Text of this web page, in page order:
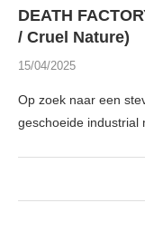
DEATH
/ Cruel Nature)
15/04/2025
Op zoek naar een
geschoeide